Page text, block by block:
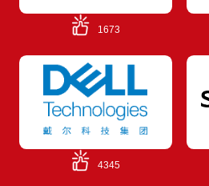
1673
4345